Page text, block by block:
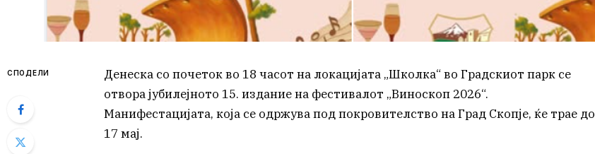
СПОДЕЛИ
Денеска со почеток во 18 часот на локацијата „Школка“ во Градскиот парк се
отвора јубилејното 15. издание на фестивалот „Виноскоп 2026“.
Манифестацијата, која се одржува под покровителство на Град Скопје, ќе трае до
17 мај.